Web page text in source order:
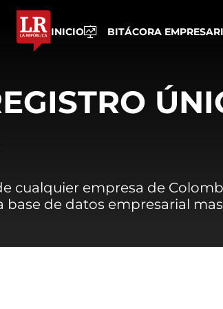
INICIO BITÁCORA
cualquier empresa de
base de datos empresarial